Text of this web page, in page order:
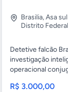
Brasilia,Asa sul
Distrito Federal
Detetive falcão
investigação
operacional
R$ 3.000,00